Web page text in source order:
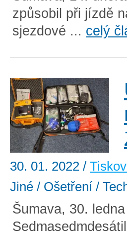
způsobil při jízdě
sjezdové ... celý
30. 01. 2022 /
Jiné / Ošetření /
Šumava, 30.